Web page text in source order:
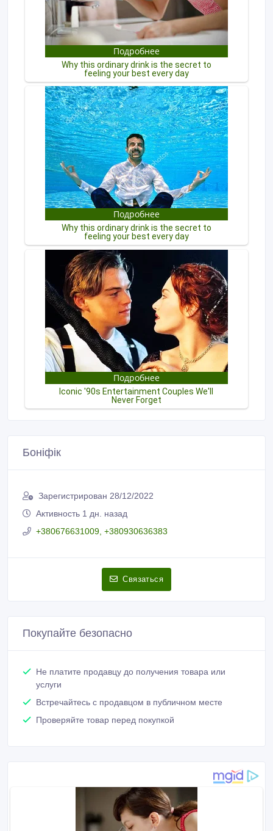
Боніфік
Зарегистрирован 28/12/2022
Активность 1 дн. назад
+380676631009, +380930636383
Связаться
Покупайте безопасно
Не платите продавцу до получения товара или
услуги
Встречайтесь с продавцом в публичном месте
Проверяйте товар перед покупкой